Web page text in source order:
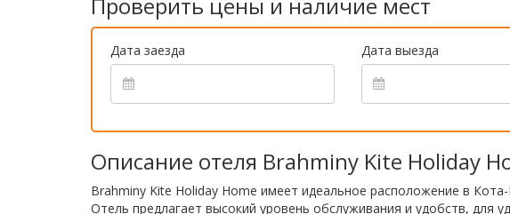
Дата заезда Дата выезда
Описание отеля Brahminy Kite Holiday
Brahminy Kite Holiday Home имеет идеальное расположение в
Отель предлагает высокий уровень обслуживания и удобств, для